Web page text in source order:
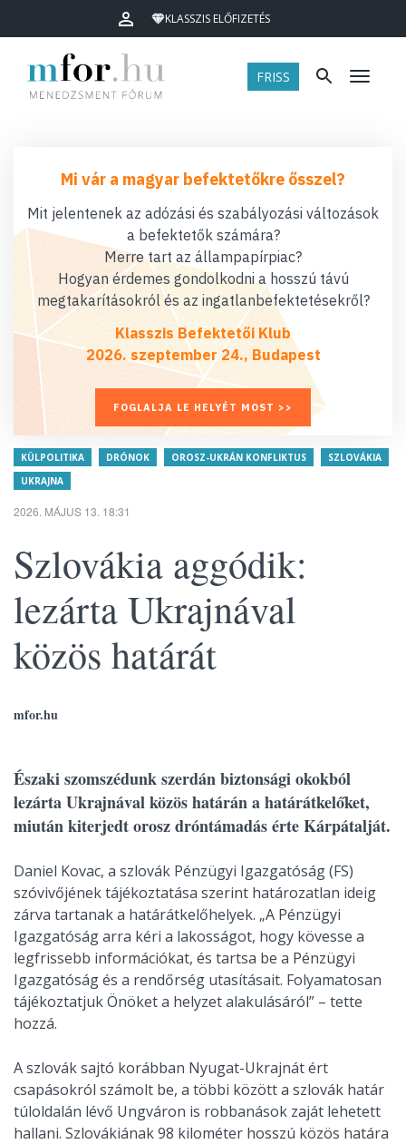
KLASSZIS ELŐFIZETÉS
FRISS Menü
Mi vár a magyar befektetőkre ősszel?
Mit jelentenek az adózási és szabályozási változások
a befektetők számára?
Merre tart az állampapírpiac?
Hogyan érdemes gondolkodni a hosszú távú
megtakarításokról és az ingatlanbefektetésekről?
Klasszis Befektetői Klub
2026. szeptember 24., Budapest
FOGLALJA LE HELYÉT MOST >>
KÜLPOLITIKA DRÓNOK OROSZ-UKRÁN KONFLIKTUS
SZLOVÁKIA
UKRAJNA
2026. MÁJUS 13. 18:31
Szlovákia aggódik:
lezárta Ukrajnával
közös határát
mfor.hu
Északi szomszédunk szerdán biztonsági okokból
lezárta Ukrajnával közös határán a határátkelőket,
miután kiterjedt orosz dróntámadás érte Kárpátalját.
Daniel Kovac, a szlovák Pénzügyi Igazgatóság (FS)
szóvivőjének tájékoztatása szerint határozatlan ideig
zárva tartanak a határátkelőhelyek. „A Pénzügyi
Igazgatóság arra kéri a lakosságot, hogy kövesse a
legfrissebb információkat, és tartsa be a Pénzügyi
Igazgatóság és a rendőrség utasításait. Folyamatosan
tájékoztatjuk Önöket a helyzet alakulásáról” – tette
hozzá.
A szlovák sajtó korábban Nyugat-Ukrajnát ért
csapásokról számolt be, a többi között a szlovák határ
túloldalán lévő Ungváron is robbanások zaját lehetett
hallani. Szlovákiának 98 kilométer hosszú közös határa